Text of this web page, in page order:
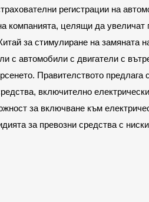
регистрации на
компанията, целящи да увеличат
за стимулиране на замяната
с автомобили с двигатели с
Правителството предлага
включително
за включване към
за превозни средства с